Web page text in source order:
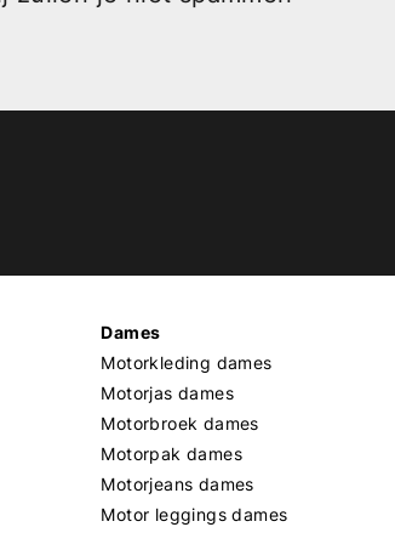
Dames
Motorkleding dames
Motorjas dames
Motorbroek dames
Motorpak dames
Motorjeans dames
Motor leggings dames